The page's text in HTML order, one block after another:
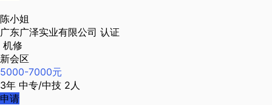
陈小姐
广东广泽实业有限公司 认证
机修
新会区
5000-7000元
3年 中专/中技 2人
申请